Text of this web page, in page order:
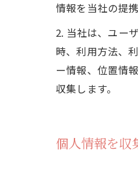
情報を当社の提
2. 当社は、ユー
時、利用方法、
ー情報、位置情
収集します。
個人情報を収